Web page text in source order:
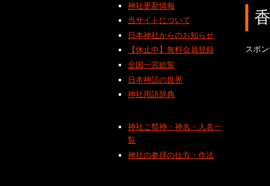
スポ
神社更新情報
当サイトについて
日本神社からのお知らせ
【休止中】無料会員登録
全国一宮総覧
日本神話の世界
神社用語辞典
神社ご祭神・神名・人名一
覧
神社の参拝の仕方・作法